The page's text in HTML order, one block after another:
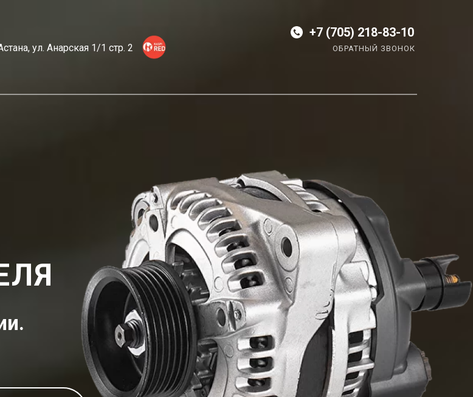
ул. Анарская 1/1 стр. 2 ОБРАТНЫЙ ЗВОНОК
+7 (705) 218-83-10